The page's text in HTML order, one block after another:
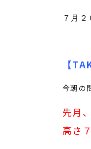
７月２
【
今朝の
先月
高さ